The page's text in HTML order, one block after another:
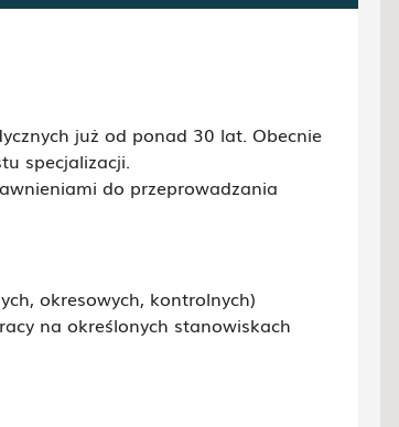
już od ponad 30 lat. Obecnie
specjalizacji.
do przeprowadzania
okresowych, kontrolnych)
na określonych stanowiskach